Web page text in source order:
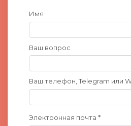
Имя
Ваш вопрос
Ваш телефон, Telegram или
Электронная почта *